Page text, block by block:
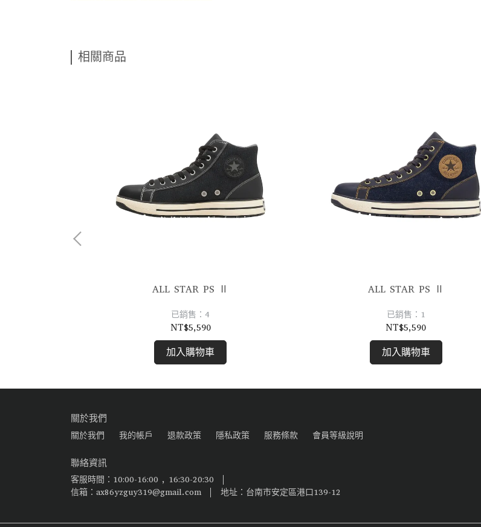
相關商品
ALL STAR PS Ⅱ
已銷售：4
NT$5,590
加入購物車
ALL STAR PS Ⅱ
已銷售：1
NT$5,590
加入購物車
關於我們
關於我們 我的帳戶 退款政策 隱私政策 服務條款 會員等級說明
聯絡資訊
客服時間：10:00-16:00 , 16:30-20:30
信箱：ax86yzguy319@gmail.com
地址：台南市安定區港口139-12